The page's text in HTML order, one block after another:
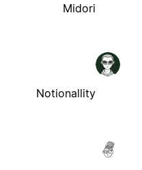
Midori
Notionallity